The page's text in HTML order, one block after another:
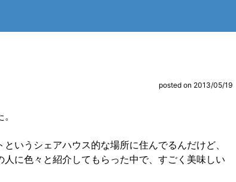
posted on 2013/05/19
いうシェアハウス的な場所に住んでるんだけど、
人に色々と紹介してもらった中で、すごく美味しい